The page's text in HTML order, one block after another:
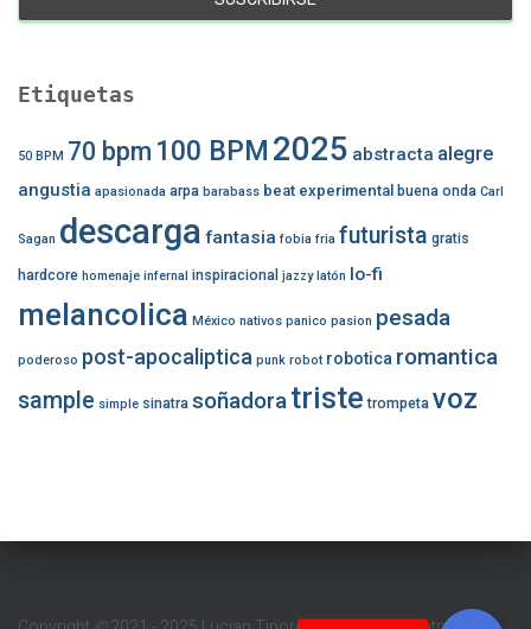
Etiquetas
50 BPM 70 bpm 100 BPM 2025 abstracta alegre
angustia apasionada arpa barabass beat experimental buena onda Carl
Sagan descarga fantasia fobia fria futurista gratis
hardcore homenaje infernal inspiracional jazzy latón lo-fi
melancolica México nativos panico pasion pesada
poderoso post-apocaliptica punk robot robotica romantica
sample simple sinatra soñadoratriste trompeta voz